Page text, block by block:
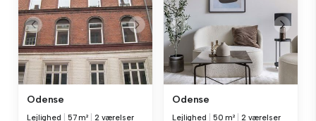
Odense
Lejlighed 57 m² 2 værelser
Odense
Lejlighed 50 m² 2 værelser